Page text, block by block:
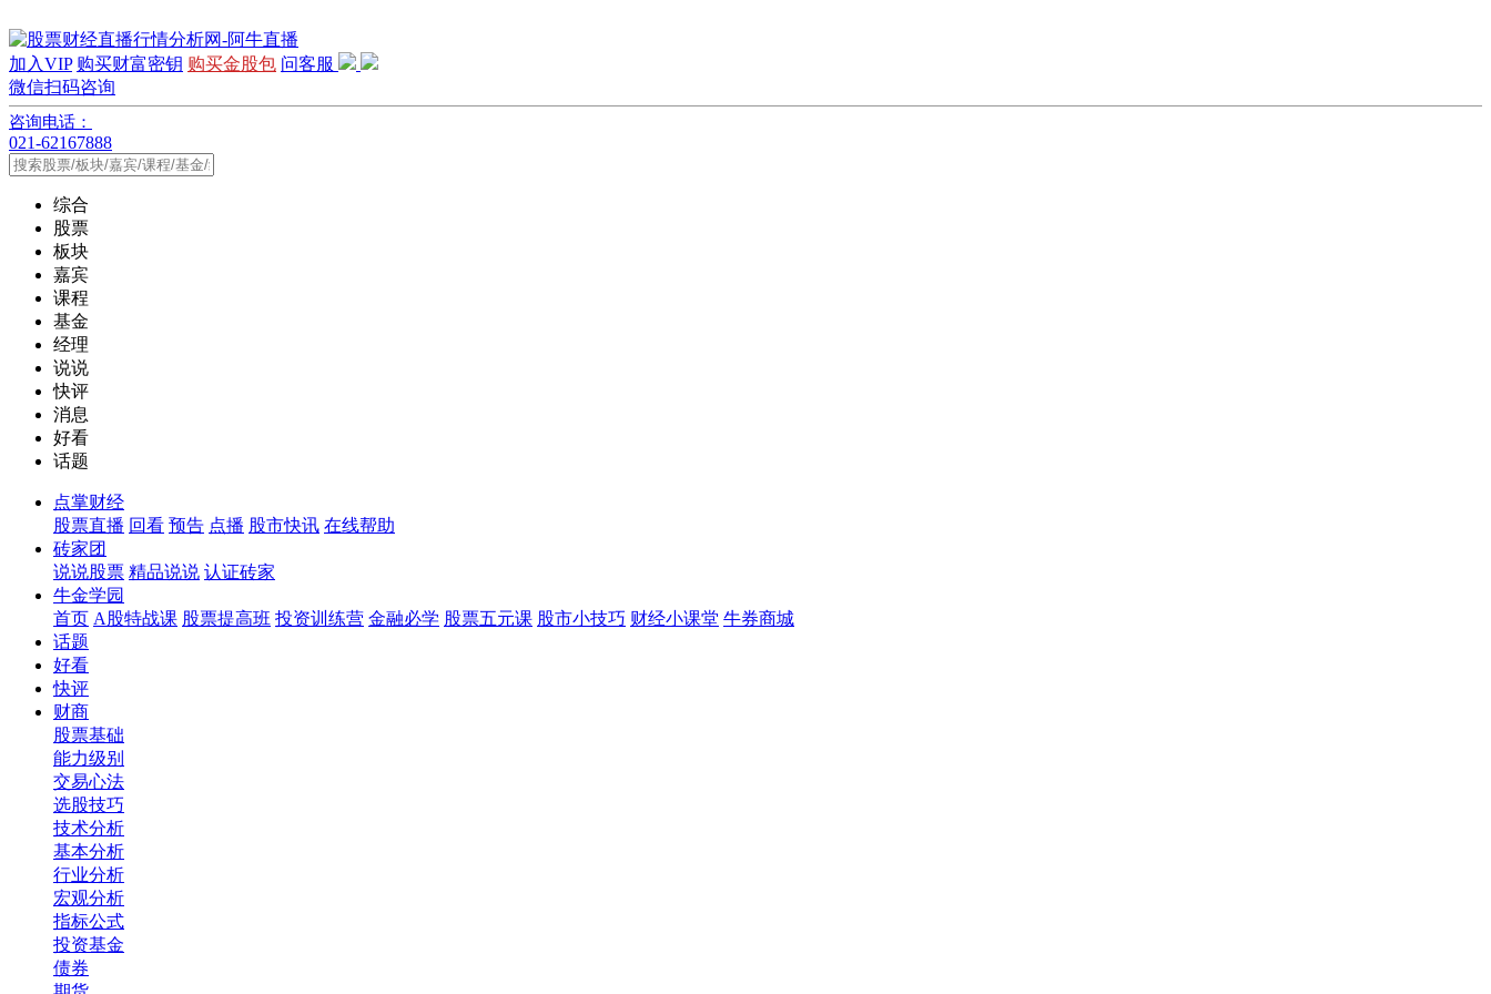
加入VIP 购买财富密钥 购买金股包 问客服
微信扫码咨询
咨询电话：
021-62167888
综合
股票
板块
嘉宾
课程
基金
经理
说说
快评
消息
好看
话题
点掌财经
股票直播 回看 预告 点播 股市快讯 在线帮助
砖家团
说说股票 精品说说 认证砖家
牛金学园
首页 A股特战课 股票提高班 投资训练营 金融必学 股票五元课 股市小技巧 财经小课堂 牛券商城
话题
好看
快评
财商
股票基础
能力级别
交易心法
选股技巧
技术分析
基本分析
行业分析
宏观分析
指标公式
投资基金
债券